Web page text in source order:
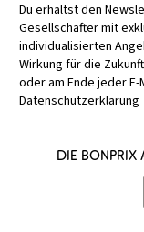
Du erhältst den
Gesellschafter mit
individualisierten
Wirkung für die
oder am Ende jeder
Datenschutzerklärung
Die bonprix